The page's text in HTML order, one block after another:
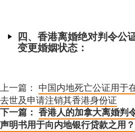
四、香港离婚绝对判令公
变更婚姻状态：
上一篇： 中国内地死亡公证用于
去世及申请注销其香港身份证
下一篇： 香港人的加拿大离婚判
声明书用于向内地银行贷款之用？